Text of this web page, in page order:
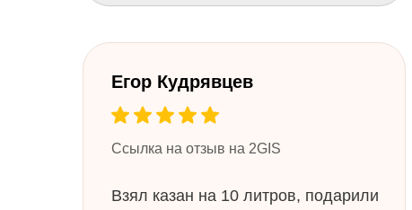
Взял казан на 10 литров, подарили
Ссылка на отзыв на 2GIS
​Егор Кудрявцев